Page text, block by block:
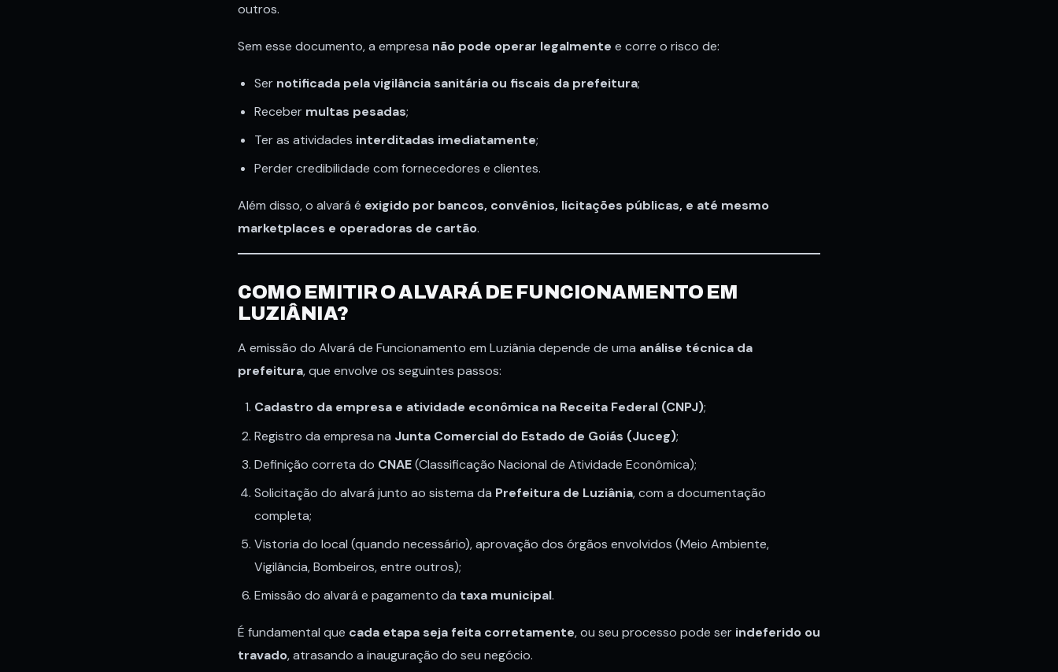
outros.
Sem esse documento, a empresa não pode operar legalmente e corre o risco de:
Ser notificada pela vigilância sanitária ou fiscais da prefeitura;
Receber multas pesadas;
Ter as atividades interditadas imediatamente;
Perder credibilidade com fornecedores e clientes.
Além disso, o alvará é exigido por bancos, convênios, licitações públicas, e até mesmo
marketplaces e operadoras de cartão.
COMO EMITIR O ALVARÁ DE FUNCIONAMENTO EM
LUZIÂNIA?
A emissão do Alvará de Funcionamento em Luziânia depende de uma análise técnica da
prefeitura, que envolve os seguintes passos:
Cadastro da empresa e atividade econômica na Receita Federal (CNPJ);
Registro da empresa na Junta Comercial do Estado de Goiás (Juceg);
Definição correta do CNAE(Classificação Nacional de Atividade Econômica);
Solicitação do alvará junto ao sistema da Prefeitura de Luziânia, com a documentação
completa;
Vistoria do local (quando necessário), aprovação dos órgãos envolvidos (Meio Ambiente,
Vigilância, Bombeiros, entre outros);
Emissão do alvará e pagamento da taxa municipal.
É fundamental que cada etapa seja feita corretamente, ou seu processo pode ser indeferido ou
travado, atrasando a inauguração do seu negócio.